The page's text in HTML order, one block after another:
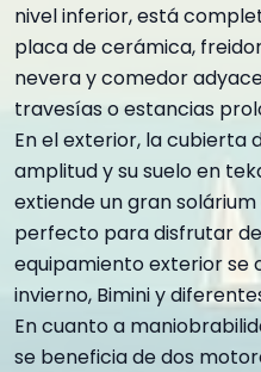
nivel inferior, está
placa de cerámica,
nevera y comedor
travesías o estancias
En el exterior, la cubierta
amplitud y su suelo en
extiende un gran
perfecto para disfrutar
equipamiento exterior
invierno, Bimini y
En cuanto a
se beneficia de dos